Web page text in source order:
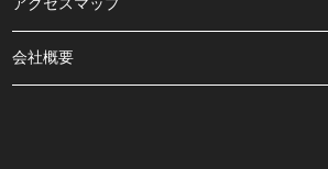
会社概要